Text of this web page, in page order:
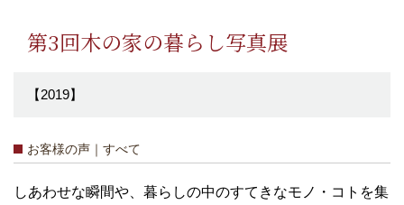
第3回木の家の暮らし写真展
【2019】
お客様の声｜すべて
しあわせな瞬間や、暮らしの中のすてきなモノ・コトを集